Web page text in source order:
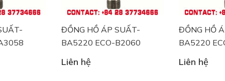
Optional with flange for surface mounting or for flush
flange.
kg
ĐỒNG HỒ ÁP SUẤT-
BA5220 ECO-B2062
Liên hệ
ĐỒNG HỒ
FA2300-
Liên hệ